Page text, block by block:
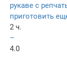
рукаве с
приготовить
2 ч.
–
4.0